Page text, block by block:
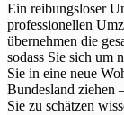
Ein reibungsloser
professionellen
übernehmen die
sodass Sie sich um
Sie in eine neue
Bundesland ziehen
Sie zu schätzen